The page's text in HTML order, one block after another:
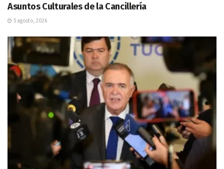
Asuntos Culturales de la Cancillería
5 agosto, 2026